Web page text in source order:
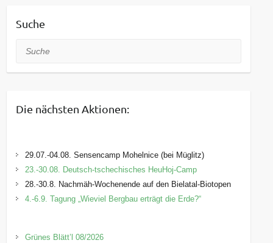
Suche
Suche
Die nächsten Aktionen:
29.07.-04.08. Sensencamp Mohelnice (bei Müglitz)
23.-30.08. Deutsch-tschechisches HeuHoj-Camp
28.-30.8. Nachmäh-Wochenende auf den Bielatal-Biotopen
4.-6.9. Tagung „Wieviel Bergbau erträgt die Erde?“
Grünes Blätt’l 08/2026